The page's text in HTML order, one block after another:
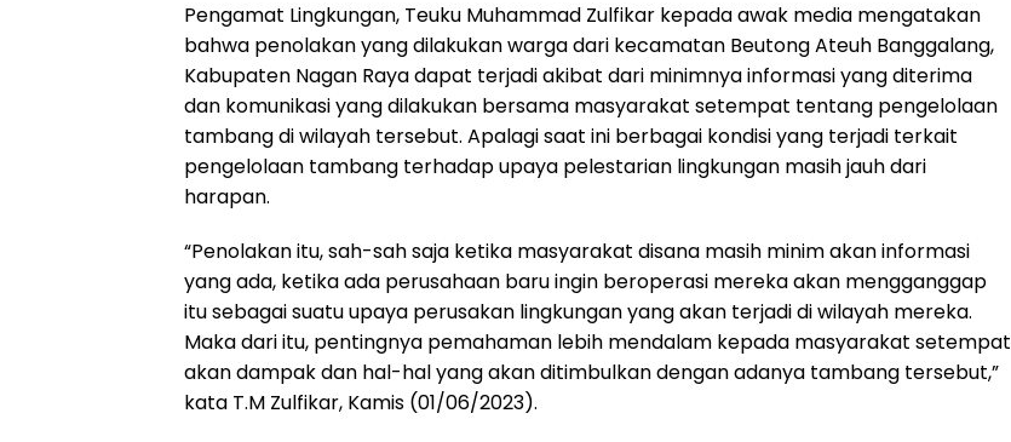
Pengamat Lingkungan, Teuku Muhammad Zulfikar kepada awak media mengatakan
bahwa penolakan yang dilakukan warga dari kecamatan Beutong Ateuh Banggalang,
Kabupaten Nagan Raya dapat terjadi akibat dari minimnya informasi yang diterima
dan komunikasi yang dilakukan bersama masyarakat setempat tentang pengelolaan
tambang di wilayah tersebut. Apalagi saat ini berbagai kondisi yang terjadi terkait
pengelolaan tambang terhadap upaya pelestarian lingkungan masih jauh dari
harapan.
“Penolakan itu, sah-sah saja ketika masyarakat disana masih minim akan informasi
yang ada, ketika ada perusahaan baru ingin beroperasi mereka akan mengganggap
itu sebagai suatu upaya perusakan lingkungan yang akan terjadi di wilayah mereka.
Maka dari itu, pentingnya pemahaman lebih mendalam kepada masyarakat setempat
akan dampak dan hal-hal yang akan ditimbulkan dengan adanya tambang tersebut,”
kata T.M Zulfikar, Kamis (01/06/2023).